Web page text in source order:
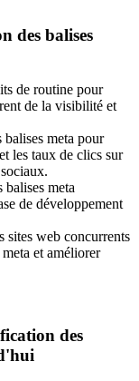
des balises
de routine pour
de la visibilité et
balises meta pour
les taux de clics sur
meta
de développement
sites web concurrents
et améliorer
des